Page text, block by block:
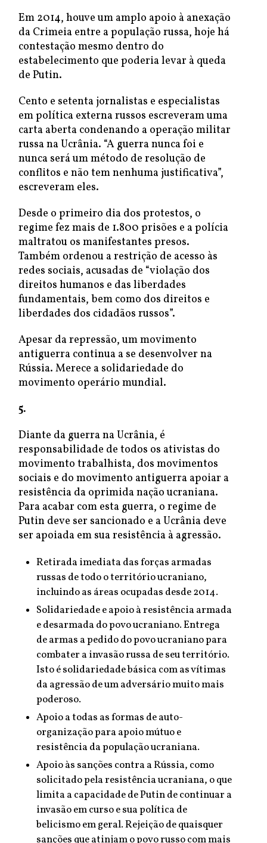
Em 2014, houve um amplo apoio à anexação
da Crimeia entre a população russa, hoje há
contestação mesmo dentro do
estabelecimento que poderia levar à queda
de Putin.
Cento e setenta jornalistas e especialistas
em política externa russos escreveram uma
carta aberta condenando a operação militar
russa na Ucrânia. “A guerra nunca foi e
nunca será um método de resolução de
conflitos e não tem nenhuma justificativa”,
escreveram eles.
Desde o primeiro dia dos protestos, o
regime fez mais de 1.800 prisões e a polícia
maltratou os manifestantes presos.
Também ordenou a restrição de acesso às
redes sociais, acusadas de “violação dos
direitos humanos e das liberdades
fundamentais, bem como dos direitos e
liberdades dos cidadãos russos”.
Apesar da repressão, um movimento
antiguerra continua a se desenvolver na
Rússia. Merece a solidariedade do
movimento operário mundial.
5.
Diante da guerra na Ucrânia, é
responsabilidade de todos os ativistas do
movimento trabalhista, dos movimentos
sociais e do movimento antiguerra apoiar a
resistência da oprimida nação ucraniana.
Para acabar com esta guerra, o regime de
Putin deve ser sancionado e a Ucrânia deve
ser apoiada em sua resistência à agressão.
Retirada imediata das forças armadas
russas de todo o território ucraniano,
incluindo as áreas ocupadas desde 2014.
Solidariedade e apoio à resistência armada
e desarmada do povo ucraniano. Entrega
de armas a pedido do povo ucraniano para
combater a invasão russa de seu território.
Isto é solidariedade básica com as vítimas
da agressão de um adversário muito mais
poderoso.
Apoio a todas as formas de auto-
organização para apoio mútuo e
resistência da população ucraniana.
Apoio às sanções contra a Rússia, como
solicitado pela resistência ucraniana, o que
limita a capacidade de Putin de continuar a
invasão em curso e sua política de
belicismo em geral. Rejeição de quaisquer
sanções que atinjam o povo russo com mais